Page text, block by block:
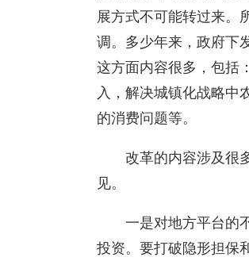
展方式不可能转过来。
调。多少年来，政府下
这方面内容很多，包括
入，解决城镇化战略中
的消费问题等。
改革的内容涉及很
见。
一是对地方平台的
投资。要打破隐形担保